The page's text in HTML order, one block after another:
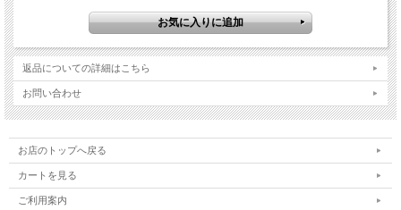
返品についての詳細はこちら
お問い合わせ
お店のトップへ戻る
カートを見る
ご利用案内